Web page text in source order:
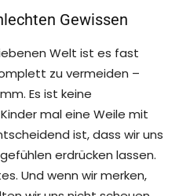
Gewissen
Welt ist es fast
zu vermeiden –
Es ist keine
mal eine Weile mit
ist, dass wir uns
erdrücken lassen.
Und wenn wir merken,